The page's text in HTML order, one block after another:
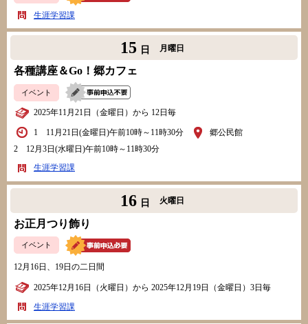
生涯学習課
15 日 月曜日
各種講座＆Go！郷カフェ
イベント
2025年11月21日（金曜日）から 12日毎
1 11月21日(金曜日)午前10時～11時30分
2 12月3日(水曜日)午前10時～11時30分
郷公民館
生涯学習課
16 日 火曜日
お正月つり飾り
イベント
12月16日、19日の二日間
2025年12月16日（火曜日）から 2025年12月19日（金曜日）3日毎
生涯学習課